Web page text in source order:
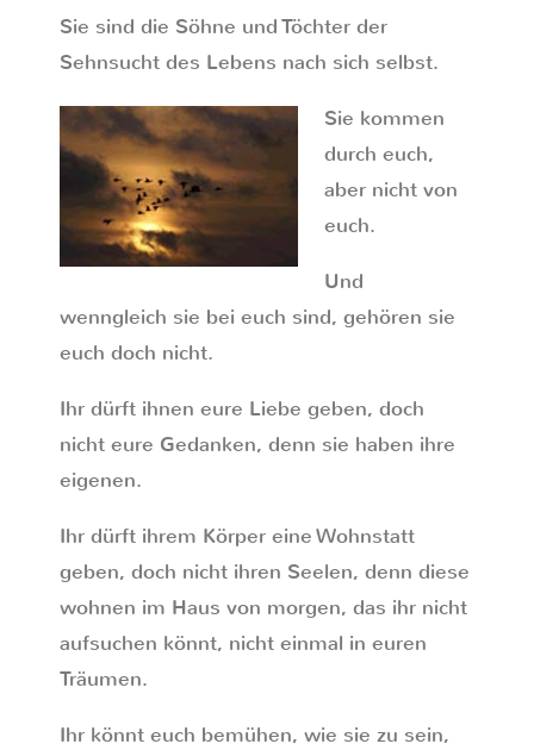
Sie sind die Söhne und Töchter der
Sehnsucht des Lebens nach sich selbst.
Sie kommen
durch euch,
aber nicht von
euch.
Und
wenngleich sie bei euch sind, gehören sie
euch doch nicht.
Ihr dürft ihnen eure Liebe geben, doch
nicht eure Gedanken, denn sie haben ihre
eigenen.
Ihr dürft ihrem Körper eine Wohnstatt
geben, doch nicht ihren Seelen, denn diese
wohnen im Haus von morgen, das ihr nicht
aufsuchen könnt, nicht einmal in euren
Träumen.
Ihr könnt euch bemühen, wie sie zu sein,